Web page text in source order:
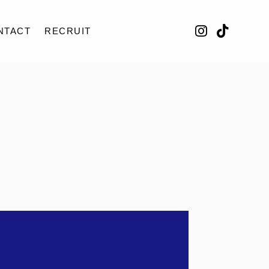
RECRUIT